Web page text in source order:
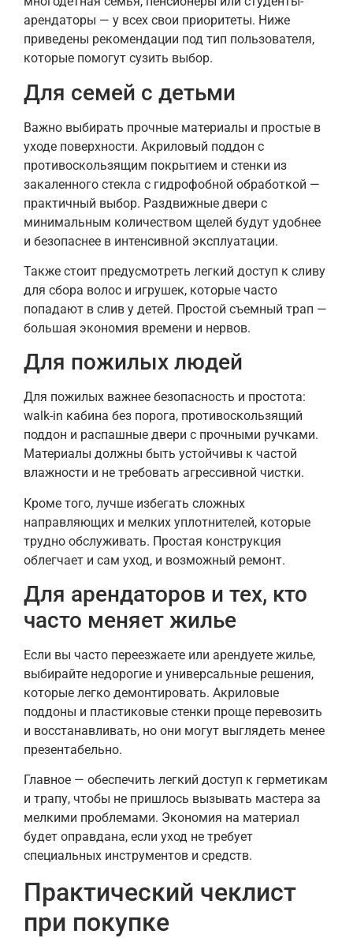
арендаторы — у всех свои приоритеты. Ниже
приведены рекомендации под тип пользователя,
которые помогут сузить выбор.
Для семей с детьми
Важно выбирать прочные материалы и простые в
уходе поверхности. Акриловый поддон с
противоскользящим покрытием и стенки из
закаленного стекла с гидрофобной обработкой —
практичный выбор. Раздвижные двери с
минимальным количеством щелей будут удобнее
и безопаснее в интенсивной эксплуатации.
Также стоит предусмотреть легкий доступ к сливу
для сбора волос и игрушек, которые часто
попадают в слив у детей. Простой съемный трап —
большая экономия времени и нервов.
Для пожилых людей
Для пожилых важнее безопасность и простота:
walk-in кабина без порога, противоскользящий
поддон и распашные двери с прочными ручками.
Материалы должны быть устойчивы к частой
влажности и не требовать агрессивной чистки.
Кроме того, лучше избегать сложных
направляющих и мелких уплотнителей, которые
трудно обслуживать. Простая конструкция
облегчает и сам уход, и возможный ремонт.
Для арендаторов и тех, кто
часто меняет жилье
Если вы часто переезжаете или арендуете жилье,
выбирайте недорогие и универсальные решения,
которые легко демонтировать. Акриловые
поддоны и пластиковые стенки проще перевозить
и восстанавливать, но они могут выглядеть менее
презентабельно.
Главное — обеспечить легкий доступ к герметикам
и трапу, чтобы не пришлось вызывать мастера за
мелкими проблемами. Экономия на материал
будет оправдана, если уход не требует
специальных инструментов и средств.
Практический чеклист
при покупке